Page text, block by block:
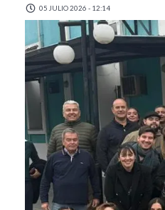
05 JULIO 2026 - 12:14